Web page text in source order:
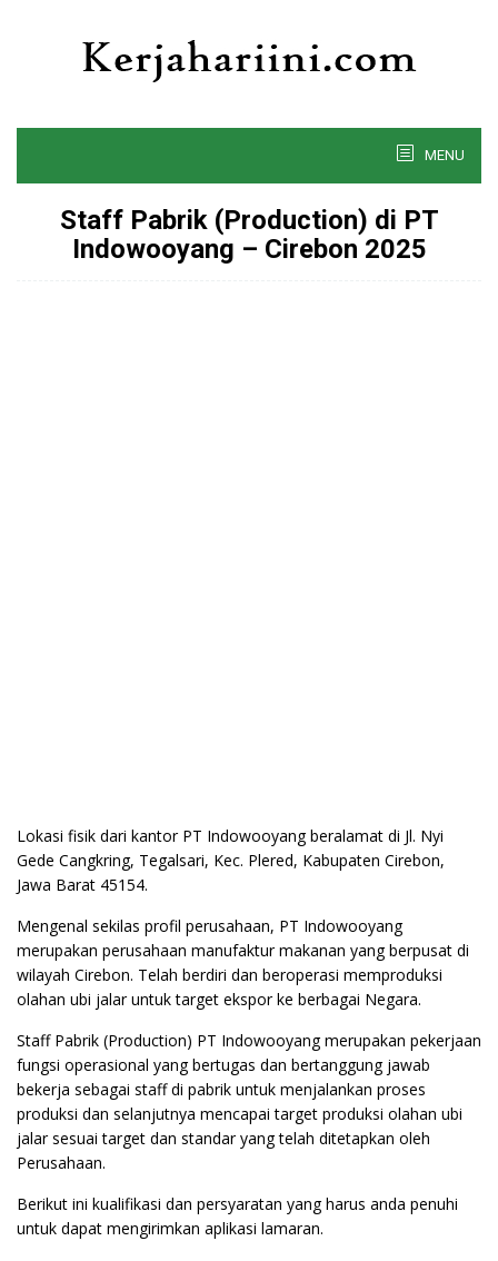
MENU
Staff Pabrik (Production) di PT
Indowooyang – Cirebon 2025
Lokasi fisik dari kantor PT Indowooyang beralamat di Jl. Nyi
Gede Cangkring, Tegalsari, Kec. Plered, Kabupaten Cirebon,
Jawa Barat 45154.
Mengenal sekilas profil perusahaan, PT Indowooyang
merupakan perusahaan manufaktur makanan yang berpusat di
wilayah Cirebon. Telah berdiri dan beroperasi memproduksi
olahan ubi jalar untuk target ekspor ke berbagai Negara.
Staff Pabrik (Production) PT Indowooyang merupakan pekerjaan
fungsi operasional yang bertugas dan bertanggung jawab
bekerja sebagai staff di pabrik untuk menjalankan proses
produksi dan selanjutnya mencapai target produksi olahan ubi
jalar sesuai target dan standar yang telah ditetapkan oleh
Perusahaan.
Berikut ini kualifikasi dan persyaratan yang harus anda penuhi
untuk dapat mengirimkan aplikasi lamaran.